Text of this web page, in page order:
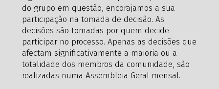
do grupo em questão, encorajamos a sua
participação na tomada de decisão. As
decisões são tomadas por quem decide
participar no processo. Apenas as decisões que
afectam significativamente a maioria ou a
totalidade dos membros da comunidade, são
realizadas numa Assembleia Geral mensal.